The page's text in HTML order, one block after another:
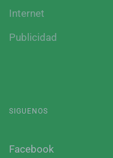
Internet
Publicidad
SIGUENOS
Facebook